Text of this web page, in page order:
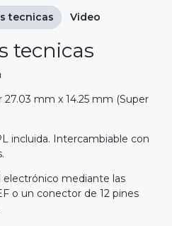
tecnicas
mm x 14.25 mm (Super
incluida. Intercambiable con
mediante las
o un conector de 12 pines
tecnicas Video